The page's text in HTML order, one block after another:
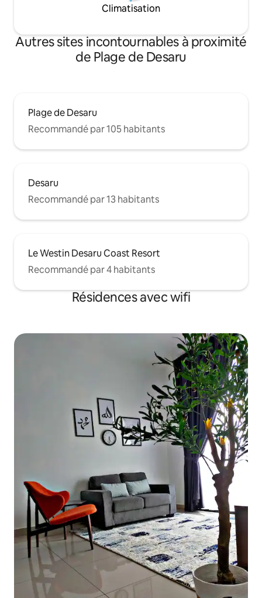
Climatisation
Autres sites incontournables à proximité
de Plage de Desaru
Plage de Desaru
Recommandé par 105 habitants
Desaru
Recommandé par 13 habitants
Le Westin Desaru Coast Resort
Recommandé par 4 habitants
Résidences avec wifi